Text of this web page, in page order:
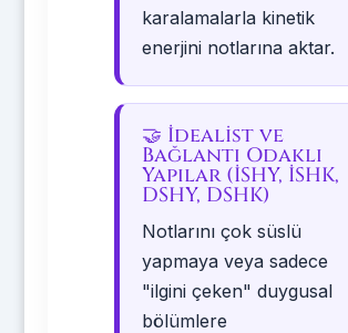
karalamalarla kinetik
enerjini notlarına aktar.
🤝 İdealist ve
Bağlantı Odaklı
Yapılar (İSHY, İSHK,
DSHY, DSHK)
Notlarını çok süslü
yapmaya veya sadece
"ilgini çeken" duygusal
bölümlere